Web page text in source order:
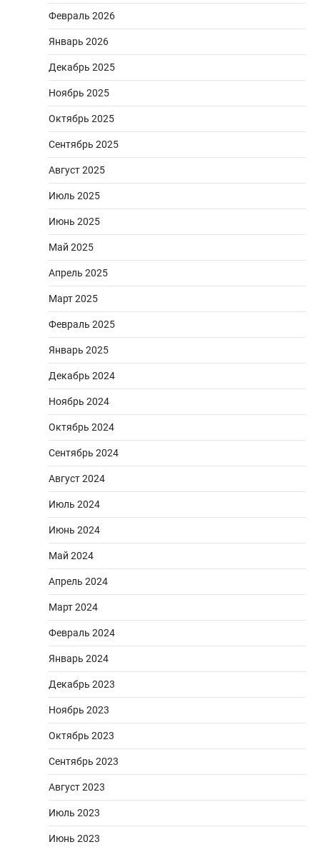
Февраль 2026
Январь 2026
Декабрь 2025
Ноябрь 2025
Октябрь 2025
Сентябрь 2025
Август 2025
Июль 2025
Июнь 2025
Май 2025
Апрель 2025
Март 2025
Февраль 2025
Январь 2025
Декабрь 2024
Ноябрь 2024
Октябрь 2024
Сентябрь 2024
Август 2024
Июль 2024
Июнь 2024
Май 2024
Апрель 2024
Март 2024
Февраль 2024
Январь 2024
Декабрь 2023
Ноябрь 2023
Октябрь 2023
Сентябрь 2023
Август 2023
Июль 2023
Июнь 2023